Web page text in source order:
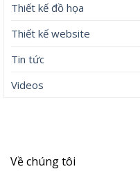
Thiết kế đồ họa
Thiết kế website
Tin tức
Videos
Về chúng tôi